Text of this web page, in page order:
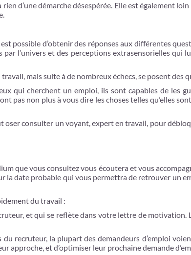
d’une démarche désespérée. Elle est également
possible d’obtenir des réponses aux différentes
l’univers et des perceptions extrasensorielles qui
mais suite à de nombreux échecs, se posent des
qui cherchent un emploi, ils sont capables de les
pas non plus à vous dire les choses telles qu’elles
oser consulter un voyant, expert en travail, pour
que vous consultez vous écoutera et vous
date probable qui vous permettra de retrouver un
du travail :
et qui se reflète dans votre lettre de motivation.
recruteur, la plupart des demandeurs d’emploi
approche, et d’optimiser leur prochaine demande